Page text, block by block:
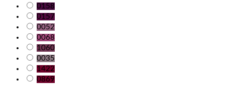
0158
0157
0052
0068
1060
0035
1422
0869